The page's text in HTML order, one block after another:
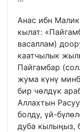
Анас ибн
кылат:
васаллам)
каатчылык
Пайгамбар
жума күнү
бир чөлдүк
Аллахтын
болду, үй-
дуба кылыңыз,